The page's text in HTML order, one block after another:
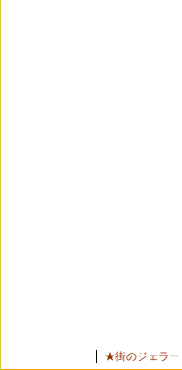
★街のジェラ